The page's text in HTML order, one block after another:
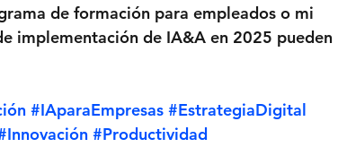
de formación para empleados o mi
implementación de IA&A en 2025 pueden
#IAparaEmpresas #EstrategiaDigital
#Productividad